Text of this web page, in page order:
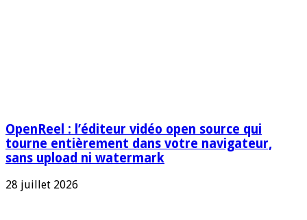
OpenReel : l’éditeur vidéo open source qui
tourne entièrement dans votre navigateur,
sans upload ni watermark
28 juillet 2026